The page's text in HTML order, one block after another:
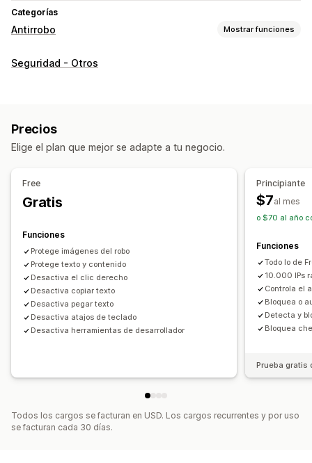
Categorías
Antirrobo Mostrar funciones
Activos protegidos
Acciones restringidas
Imprimir pantalla
Guardar imagen
Inspeccionar elemento
Accesos directos del teclado
Acceso IP Mensaje de derechos de autor
Seguridad - Otros
Precios
Elige el plan que mejor se adapte a tu negocio.
Free
Gratis
Funciones
Protege imágenes del robo
Protege texto y contenido
Desactiva el clic derecho
Desactiva copiar texto
Desactiva pegar texto
Desactiva atajos de teclado
Desactiva herramientas de desarrollador
Principiante
$7al mes
o $70 al año
Funciones
Todo lo de
10.000 IPs
Controla el
Bloquea o
Detecta y
Bloquea
Prueba gratis
Todos los cargos se facturan en USD. Los cargos recurrentes y por uso
se facturan cada 30 días.